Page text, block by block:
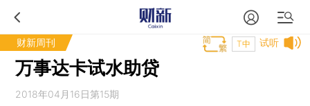
财新周刊 试听
T中
万事达卡试水助贷
2018年04月16日第15期